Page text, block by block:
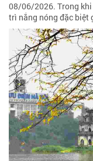
08/06/2026. Trong khi
trì nắng nóng đặc biệt